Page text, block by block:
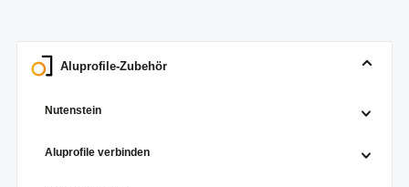
Aluprofile-Zubehör
Nutenstein
Aluprofile verbinden